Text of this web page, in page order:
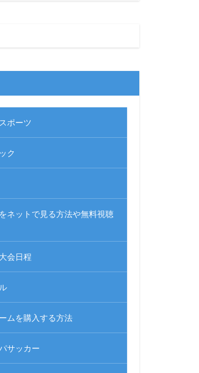
ポーツ
ク
ネットで見る方法や無料視聴
会日程
ムを購入する方法
サッカー